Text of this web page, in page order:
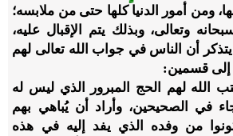
ومن أمور الدنيا كلها حتى من ملابسه؛
وتعالى، وبذلك يتم الإقبال عليه،
يتذكر أن الناس في جواب الله تعالى لهم
إلى قسمين:
الله لهم الحج المبرور الذي ليس له
في الصحيحين، وأراد أن يُباهي بهم
من وفده الذي يفد إليه في هذه